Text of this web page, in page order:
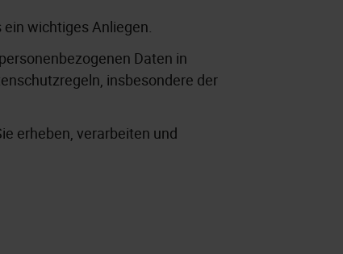
wichtiges Anliegen.
Daten in
insbesondere der
erheben, verarbeiten und